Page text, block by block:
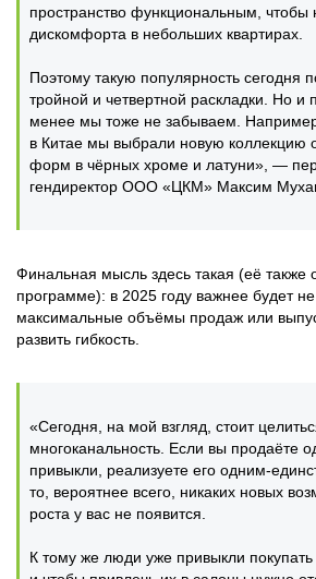
пространство функциональным, чтобы
дискомфорта в небольших квартирах.
Поэтому такую популярность сегодня
тройной и четвертной раскладки. Но и
менее мы тоже не забываем.
в Китае мы выбрали новую коллекцию
форм в чёрных хроме и латуни», —
гендиректор ООО «ЦКМ» Максим
Финальная мысль здесь такая (её также
программе): в 2025 году важнее будет
максимальные объёмы продаж или
развить гибкость.
«Сегодня, на мой взгляд, стоит
многоканальность. Если вы продаёте
привыкли, реализуете его одним-
то, вероятнее всего, никаких новых
роста у вас не появится.
К тому же люди уже привыкли покупать